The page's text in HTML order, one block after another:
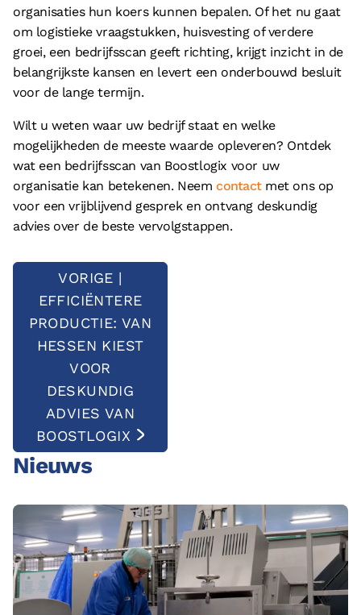
organisaties hun koers kunnen bepalen. Of het nu gaat
om logistieke vraagstukken, huisvesting of verdere
groei, een bedrijfsscan geeft richting, krijgt inzicht in de
belangrijkste kansen en levert een onderbouwd besluit
voor de lange termijn.
Wilt u weten waar uw bedrijf staat en welke
mogelijkheden de meeste waarde opleveren? Ontdek
wat een bedrijfsscan van Boostlogix voor uw
organisatie kan betekenen. Neemcontactmet ons op
voor een vrijblijvend gesprek en ontvang deskundig
advies over de beste vervolgstappen.
VORIGE |
EFFICIËNTERE
PRODUCTIE: VAN
HESSEN KIEST
VOOR
DESKUNDIG
ADVIES VAN
BOOSTLOGIX
Nieuws